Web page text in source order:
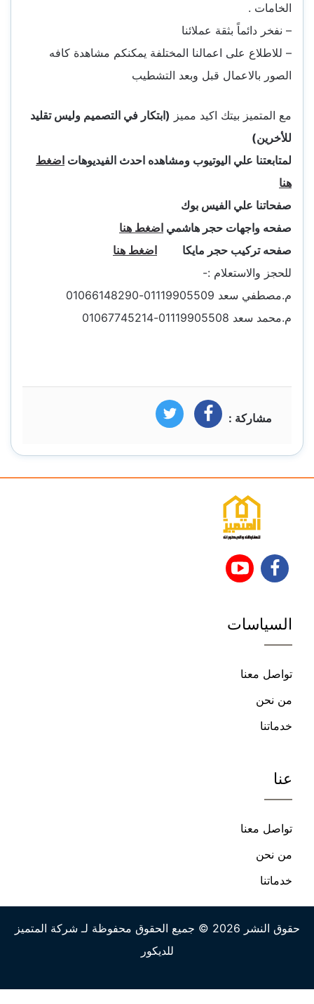
الخامات .
– نفخر دائماً بثقة عملائنا
– للاطلاع على اعمالنا المختلفة يمكنكم مشاهدة كافه
الصور بالاعمال قبل وبعد التشطيب
مع المتميز بيتك اكيد مميز (ابتكار في التصميم وليس تقليد
للأخرين)
لمتابعتنا علي اليوتيوب ومشاهده احدث الفيديوهات اضغط
هنا
صفحاتنا علي الفيس بوك
صفحه واجهات حجر هاشمي اضغط هنا
صفحه تركيب حجر مايكا اضغط هنا
للحجز والاستعلام :-
م.مصطفي سعد 01119905509-01066148290
م.محمد سعد 01119905508-01067745214
مشاركة : فيسبوك تويتر
تابعنا
فيسبوك
تابعنا
السياسات
تواصل معنا
من نحن
خدماتنا
عنا
تواصل معنا
من نحن
خدماتنا
حقوق النشر 2026 © جميع الحقوق محفوظة لـ شركة المتميز
للديكور